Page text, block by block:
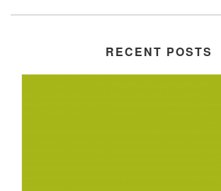
RECENT POSTS